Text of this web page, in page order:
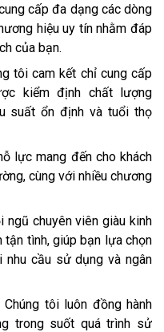
cấp đa dạng các dòng
hiệu uy tín nhằm đáp
của bạn.
tôi cam kết chỉ cung cấp
kiểm định chất lượng
suất ổn định và tuổi thọ
lực mang đến cho khách
cùng với nhiều chương
ngũ chuyên viên giàu kinh
tận tình, giúp bạn lựa chọn
nhu cầu sử dụng và ngân
Chúng tôi luôn đồng hành
trong suốt quá trình sử